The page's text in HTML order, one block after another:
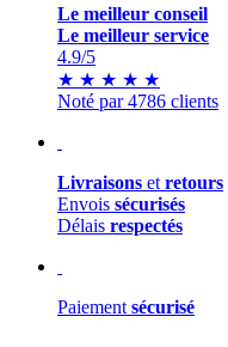
Le meilleur conseil
Le meilleur service
4.9/5
★ ★ ★ ★ ★
Noté par 4786 clients
Livraisons et retours
Envois sécurisés
Délais respectés
Paiement sécurisé